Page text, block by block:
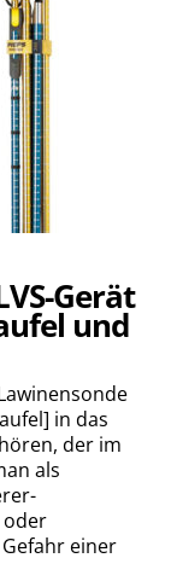
Gerät
und
in das
der im
als
oder
einer